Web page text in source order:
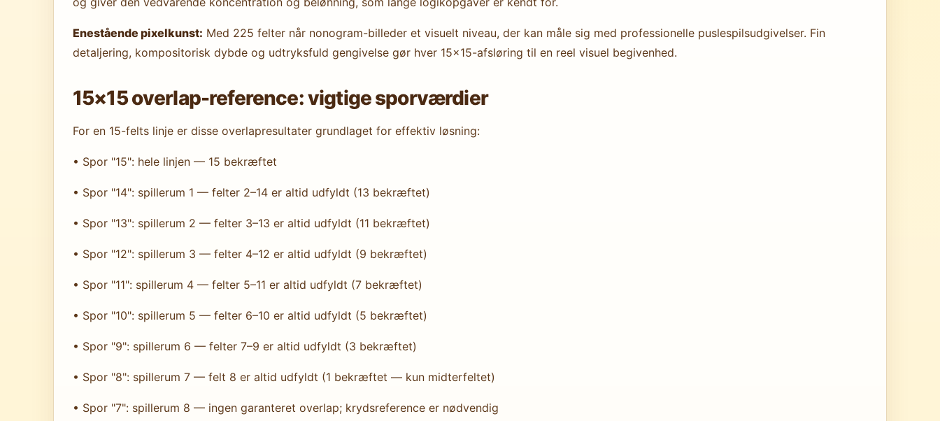
Enestående pixelkunst: Med 225 felter når nonogram-billeder et visuelt niveau, der kan måle sig med professionelle puslespilsudgivelser. Fin
detaljering, kompositorisk dybde og udtryksfuld gengivelse gør hver 15×15-afsløring til en reel visuel begivenhed.
15×15 overlap-reference: vigtige sporværdier
For en 15-felts linje er disse overlapresultater grundlaget for effektiv løsning:
• Spor "15": hele linjen — 15 bekræftet
• Spor "14": spillerum 1 — felter 2–14 er altid udfyldt (13 bekræftet)
• Spor "13": spillerum 2 — felter 3–13 er altid udfyldt (11 bekræftet)
• Spor "12": spillerum 3 — felter 4–12 er altid udfyldt (9 bekræftet)
• Spor "11": spillerum 4 — felter 5–11 er altid udfyldt (7 bekræftet)
• Spor "10": spillerum 5 — felter 6–10 er altid udfyldt (5 bekræftet)
• Spor "9": spillerum 6 — felter 7–9 er altid udfyldt (3 bekræftet)
• Spor "8": spillerum 7 — felt 8 er altid udfyldt (1 bekræftet — kun midterfeltet)
• Spor "7": spillerum 8 — ingen garanteret overlap; krydsreference er nødvendig